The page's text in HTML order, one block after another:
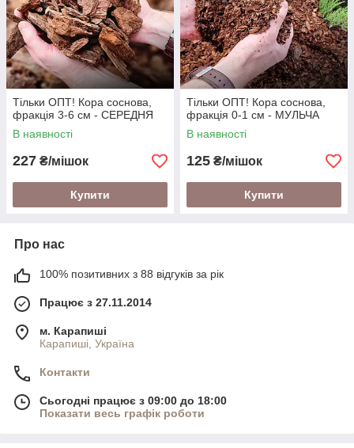
Тільки ОПТ! Кора соснова,
фракція 3-6 см - СЕРЕДНЯ
В наявності
227 ₴/мішок
Купити
Тільки ОПТ! Кора соснова,
фракція 0-1 см - МУЛЬЧА
В наявності
125 ₴/мішок
Купити
Про нас
100% позитивних з 88 відгуків за рік
Працює з 27.11.2014
м. Карапиші
Карапиші, Україна
Контакти
Сьогодні працює з 09:00 до 18:00
Показати весь графік роботи